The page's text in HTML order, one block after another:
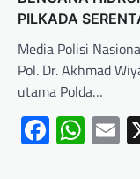
PILKADA
Media Polisi
Pol. Dr. Akhmad
utama Polda…